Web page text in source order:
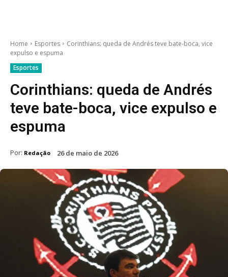
Home Esportes
Corinthians: queda de Andrés teve bate-boca, vice
expulso e espuma
Esportes
Corinthians: queda de Andrés
teve bate-boca, vice expulso e
espuma
Por: Redação 26 de maio de 2026